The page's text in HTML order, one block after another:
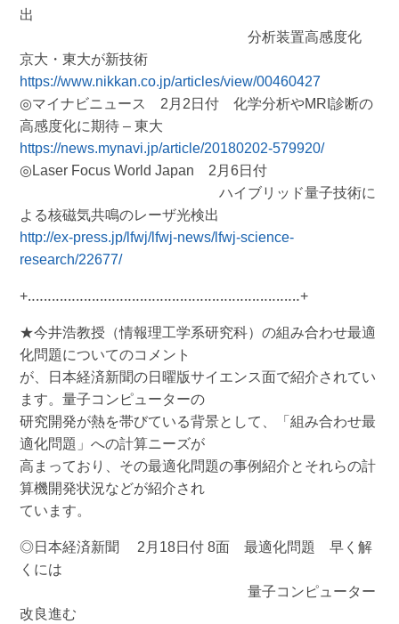
出
分析装置高感度化
京大・東大が新技術
https://www.nikkan.co.jp/articles/view/00460427
◎マイナビニュース 2月2日付 化学分析やMRI診断の
高感度化に期待 – 東大
https://news.mynavi.jp/article/20180202-579920/
◎Laser Focus World Japan 2月6日付
ハイブリッド量子技術に
よる核磁気共鳴のレーザ光検出
http://ex-press.jp/lfwj/lfwj-news/lfwj-science-
research/22677/
+‥‥‥‥‥‥‥‥‥‥‥‥‥‥‥‥‥‥‥‥‥‥‥‥‥‥‥‥‥‥‥‥‥‥+
★今井浩教授（情報理工学系研究科）の組み合わせ最適
化問題についてのコメント
が、日本経済新聞の日曜版サイエンス面で紹介されてい
ます。量子コンピューターの
研究開発が熱を帯びている背景として、「組み合わせ最
適化問題」への計算ニーズが
高まっており、その最適化問題の事例紹介とそれらの計
算機開発状況などが紹介され
ています。
◎日本経済新聞 2月18日付 8面 最適化問題 早く解
くには
量子コンピューター
改良進む